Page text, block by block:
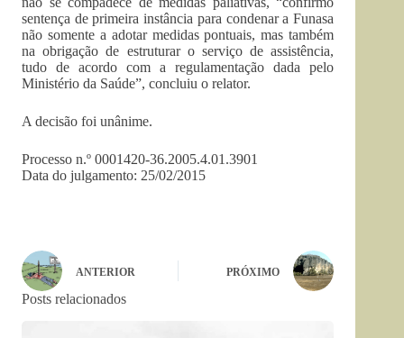
sentença de primeira instância para condenar a Funasa
não somente a adotar medidas pontuais, mas também
na obrigação de estruturar o serviço de assistência,
tudo de acordo com a regulamentação dada pelo
Ministério da Saúde”, concluiu o relator.
A decisão foi unânime.
Processo n.º 0001420-36.2005.4.01.3901
Data do julgamento: 25/02/2015
ANTERIOR PRÓXIMO
Posts relacionados